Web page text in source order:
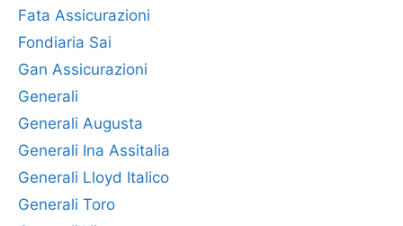
Fata Assicurazioni
Fondiaria Sai
Gan Assicurazioni
Generali
Generali Augusta
Generali Ina Assitalia
Generali Lloyd Italico
Generali Toro